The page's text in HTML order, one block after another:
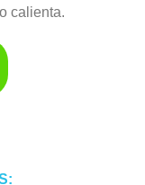
calienta.